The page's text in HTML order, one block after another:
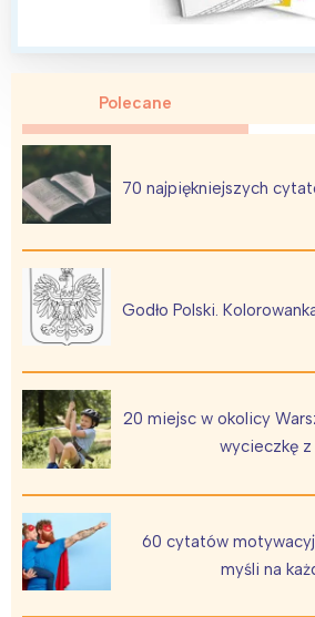
Polecane
70 najpiękniejszych
Godło Polski.
20 miejsc w okolicy
wycieczkę
60 cytatów
myśli na
Interesują mnie
Warszawa
Łódź
Trójmiasto
Poznań
Wybieram